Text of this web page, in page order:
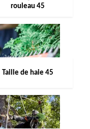
rouleau 45
Taille de haie 45